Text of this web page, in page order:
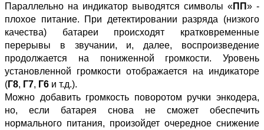
Параллельно на индикатор выводятся символы «ПП» -
плохое питание. При детектировании разряда (низкого
качества) батареи происходят кратковременные
перерывы в звучании, и, далее, воспроизведение
продолжается на пониженной громкости. Уровень
установленной громкости отображается на индикаторе
(Г8, Г7, Г6 и т.д.).
Можно добавить громкость поворотом ручки энкодера,
но, если батарея снова не сможет обеспечить
нормального питания, произойдет очередное снижение